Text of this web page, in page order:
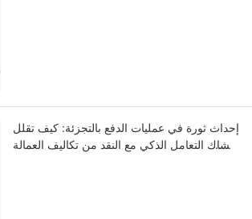
إحداث ثورة في عمليات الدفع بالتجزئة: كيف تقلل
أكشاك التعامل الذكي مع النقد من تكاليف العمالة